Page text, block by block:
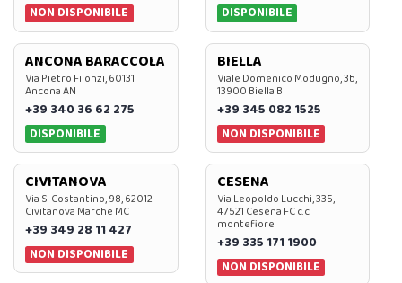
NON DISPONIBILE
DISPONIBILE
ANCONA BARACCOLA
Via Pietro Filonzi, 60131
Ancona AN
+39 340 36 62 275
DISPONIBILE
BIELLA
Viale Domenico Modugno, 3b,
13900 Biella BI
+39 345 082 1525
NON DISPONIBILE
CIVITANOVA
Via S. Costantino, 98, 62012
Civitanova Marche MC
+39 349 28 11 427
NON DISPONIBILE
CESENA
Via Leopoldo Lucchi, 335,
47521 Cesena FC c.c.
montefiore
+39 335 171 1900
NON DISPONIBILE